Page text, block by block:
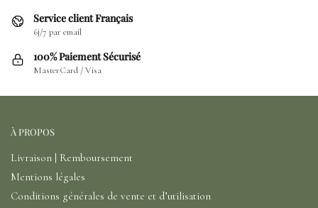
Service client Français
6j/7 par email
100% Paiement Sécurisé
MasterCard / Visa
À PROPOS
Livraison | Remboursement
Mentions légales
Conditions générales de vente et d’utilisation